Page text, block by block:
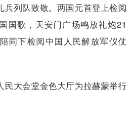
列队致敬。两国元首登上检阅
国歌，天安门广场鸣放礼炮21
同下检阅中国人民解放军仪仗
大会堂金色大厅为拉赫蒙举行